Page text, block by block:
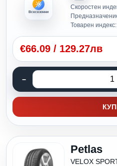
Всесезонни
Скоростен
Товарен
€66.09 / 129.27лв
Petlas
VELOX